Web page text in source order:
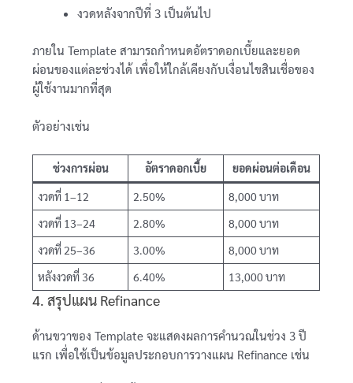
งวดหลังจากปีที่ 3 เป็นต้นไป
ภายใน Template สามารถกำหนดอัตราดอกเบี้ยและยอด
ผ่อนของแต่ละช่วงได้ เพื่อให้ใกล้เคียงกับเงื่อนไขสินเชื่อของ
ผู้ใช้งานมากที่สุด
ตัวอย่างเช่น
ช่วงการผ่อน อัตราดอกเบี้ย
ยอดผ่อนต่อเดือน
งวดที่ 1–12
2.50%
8,000 บาท
งวดที่ 13–24
2.80%
8,000 บาท
งวดที่ 25–36
3.00%
8,000 บาท
หลังงวดที่ 36
6.40% 13,000 บาท
4. สรุปแผน Refinance
ด้านขวาของ Template จะแสดงผลการคำนวณในช่วง 3 ปี
แรก เพื่อใช้เป็นข้อมูลประกอบการวางแผน Refinance เช่น